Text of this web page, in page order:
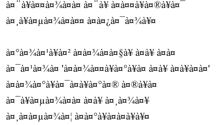
à¤¨à¥à¤¤à¤¾à¤à¤ à¤¨à¥ à¤à¤¤à¥à¤®à¥à¤¯
à¤¸à¥à¤µà¤¾à¤à¤¤ à¤à¤¿à¤¯à¤¾à¥¤
à¤°à¤¾à¤¹à¥à¤² à¤à¤¾à¤à¤§à¥ à¤à¥ à¤à¤
à¤¯à¤¹à¤¾à¤ 'à¤à¤¾à¤¤à¥à¤°à¥à¤ à¤à¥ à¤à¥à¤à¤'
à¤à¤¾à¤°à¥à¤¯à¤à¥à¤°à¤® à¤®à¥à¤
à¤¯à¥à¤µà¤¾à¤à¤ à¤à¥ à¤¸à¤¾à¤¥
à¤¸à¤à¤µà¤¾à¤¦ à¤à¤°à¥à¤à¤à¥à¥¤